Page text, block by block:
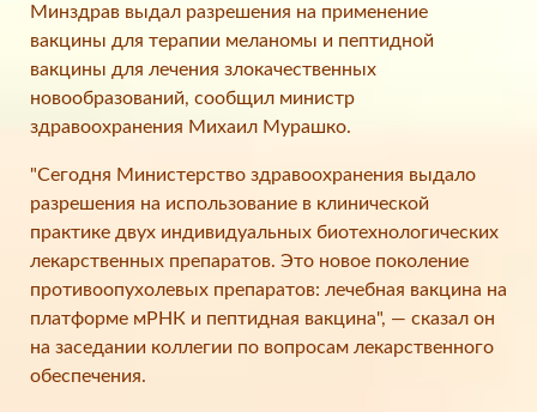
Минздрав выдал разрешения на применение
вакцины для терапии меланомы и пептидной
вакцины для лечения злокачественных
новообразований, сообщил министр
здравоохранения Михаил Мурашко.
"Сегодня Министерство здравоохранения выдало
разрешения на использование в клинической
практике двух индивидуальных биотехнологических
лекарственных препаратов. Это новое поколение
противоопухолевых препаратов: лечебная вакцина на
платформе мРНК и пептидная вакцина", — сказал он
на заседании коллегии по вопросам лекарственного
обеспечения.